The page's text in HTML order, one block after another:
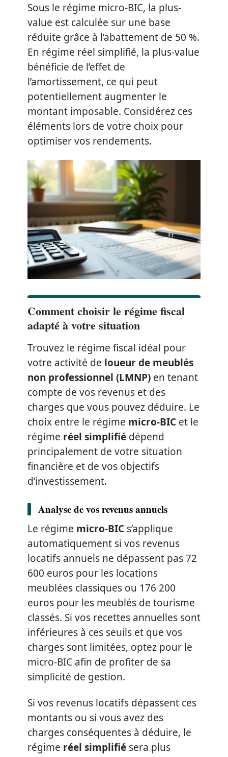
Sous le régime micro-BIC, la plus-
value est calculée sur une base
réduite grâce à l’abattement de 50 %.
En régime réel simplifié, la plus-value
bénéficie de l’effet de
l’amortissement, ce qui peut
potentiellement augmenter le
montant imposable. Considérez ces
éléments lors de votre choix pour
optimiser vos rendements.
Comment choisir le régime fiscal
adapté à votre situation
Trouvez le régime fiscal idéal pour
votre activité de loueur de meublés
non professionnel (LMNP) en tenant
compte de vos revenus et des
charges que vous pouvez déduire. Le
choix entre le régime micro-BIC et le
régime réel simplifié dépend
principalement de votre situation
financière et de vos objectifs
d’investissement.
Analyse de vos revenus annuels
Le régime micro-BIC s’applique
automatiquement si vos revenus
locatifs annuels ne dépassent pas 72
600 euros pour les locations
meublées classiques ou 176 200
euros pour les meublés de tourisme
classés. Si vos recettes annuelles sont
inférieures à ces seuils et que vos
charges sont limitées, optez pour le
micro-BIC afin de profiter de sa
simplicité de gestion.
Si vos revenus locatifs dépassent ces
montants ou si vous avez des
charges conséquentes à déduire, le
régime réel simplifié sera plus